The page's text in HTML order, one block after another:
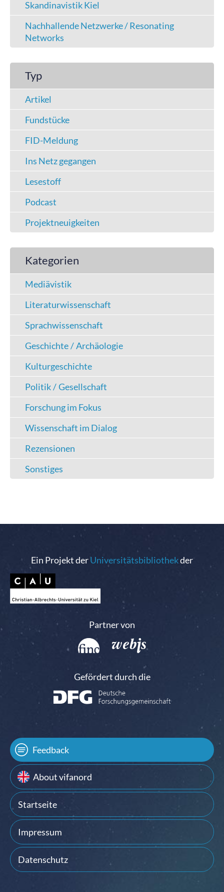
Skandinavistik Kiel
Nachhallende Netzwerke / Resonating
Networks
Typ
Artikel
Fundstücke
FID-Meldung
Ins Netz gegangen
Lesestoff
Podcast
Projektneuigkeiten
Kategorien
Mediävistik
Literaturwissenschaft
Sprachwissenschaft
Geschichte / Archäologie
Kulturgeschichte
Politik / Gesellschaft
Forschung im Fokus
Wissenschaft im Dialog
Rezensionen
Sonstiges
Ein Projekt derUniversitätsbibliothekder
Partner von
Gefördert durch die
Feedback
About vifanord
Startseite
Impressum
Datenschutz